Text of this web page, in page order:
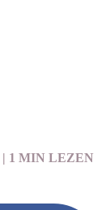
| 1 MIN LEZEN